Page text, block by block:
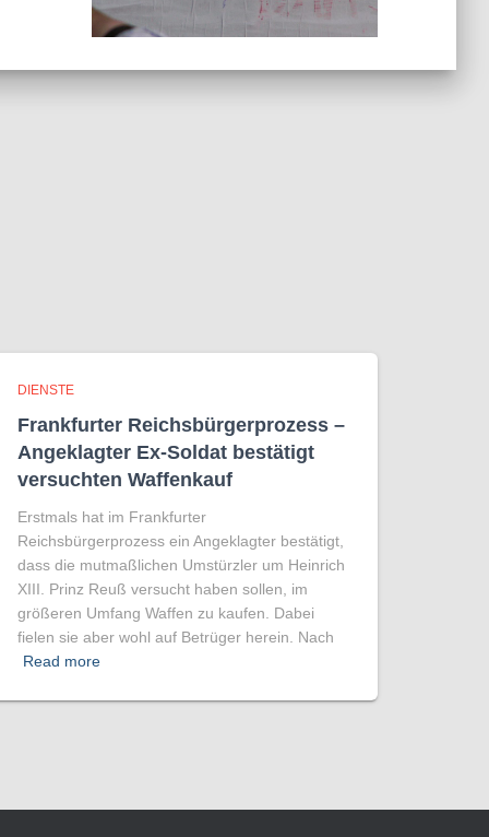
DIENSTE
Frankfurter Reichsbürgerprozess –
Angeklagter Ex-Soldat bestätigt
versuchten Waffenkauf
Erstmals hat im Frankfurter
Reichsbürgerprozess ein Angeklagter bestätigt,
dass die mutmaßlichen Umstürzler um Heinrich
XIII. Prinz Reuß versucht haben sollen, im
größeren Umfang Waffen zu kaufen. Dabei
fielen sie aber wohl auf Betrüger herein. Nach
Read more